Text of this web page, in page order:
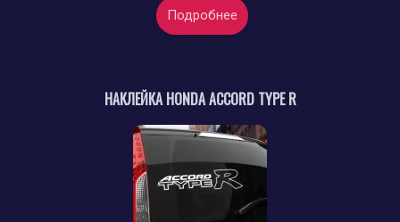
Подробнее
НАКЛЕЙКА HONDA ACCORD TYPE R